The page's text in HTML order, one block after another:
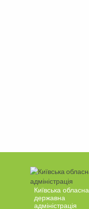
Київська обласна
державна
адміністрація